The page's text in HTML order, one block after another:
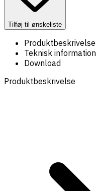
Tilføj til ønskeliste
Produktbeskrivelse
Teknisk information
Download
Produktbeskrivelse